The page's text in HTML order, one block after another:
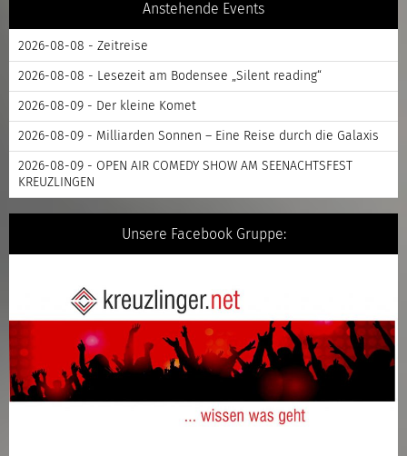
Anstehende Events
2026-08-08 - Zeitreise
2026-08-08 - Lesezeit am Bodensee „Silent reading“
2026-08-09 - Der kleine Komet
2026-08-09 - Milliarden Sonnen – Eine Reise durch die Galaxis
2026-08-09 - OPEN AIR COMEDY SHOW AM SEENACHTSFEST
KREUZLINGEN
Unsere Facebook Gruppe: